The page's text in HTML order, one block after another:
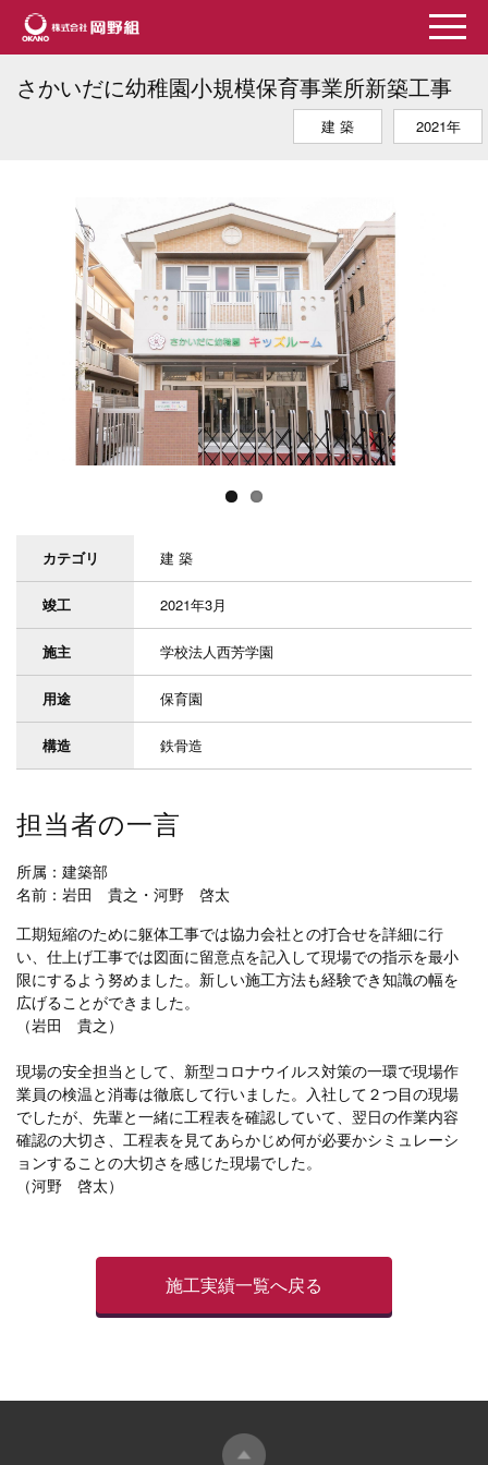
さかいだに幼稚園小規模保育事業所新築工事
建 築 2021年
カテゴリ 建 築
竣工 2021年3月
施主 学校法人西芳学園
用途 保育園
構造 鉄骨造
担当者の一言
所属：建築部
名前：岩田 貴之・河野 啓太
工期短縮のために躯体工事では協力会社との打合せを詳細に行
い、仕上げ工事では図面に留意点を記入して現場での指示を最小
限にするよう努めました。新しい施工方法も経験でき知識の幅を
広げることができました。
（岩田 貴之）
現場の安全担当として、新型コロナウイルス対策の一環で現場作
業員の検温と消毒は徹底して行いました。入社して２つ目の現場
でしたが、先輩と一緒に工程表を確認していて、翌日の作業内容
確認の大切さ、工程表を見てあらかじめ何が必要かシミュレーシ
ョンすることの大切さを感じた現場でした。
（河野 啓太）
施工実績一覧へ戻る